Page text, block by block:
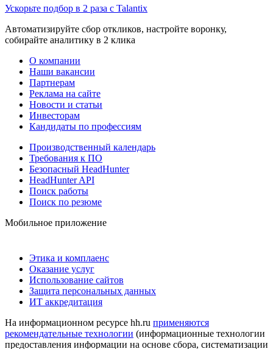
Ускорьте подбор в 2 раза с Talantix
Автоматизируйте сбор откликов, настройте воронку,
собирайте аналитику в 2 клика
О компании
Наши вакансии
Партнерам
Реклама на сайте
Новости и статьи
Инвесторам
Кандидаты по профессиям
Производственный календарь
Требования к ПО
Безопасный HeadHunter
HeadHunter API
Поиск работы
Поиск по резюме
Мобильное приложение
Этика и комплаенс
Оказание услуг
Использование сайтов
Защита персональных данных
ИТ аккредитация
На информационном ресурсе hh.ru применяются
рекомендательные технологии (информационные технологии
предоставления информации на основе сбора, систематизации